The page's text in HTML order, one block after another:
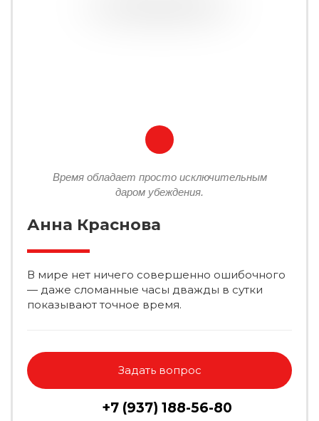
Время обладает просто исключительным
даром убеждения.
Анна Краснова
В мире нет ничего совершенно ошибочного
— даже сломанные часы дважды в сутки
показывают точное время.
Задать вопрос
+7 (937) 188-56-80